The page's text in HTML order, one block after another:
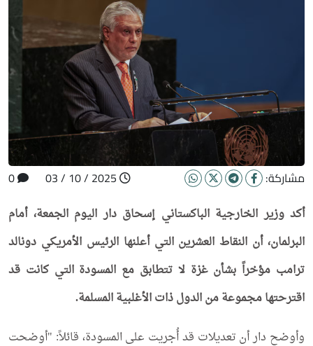
مشاركة:
أكد وزير الخارجية الباكستاني إسحاق دار اليوم الجمعة، أمام
البرلمان، أن النقاط العشرين التي أعلنها الرئيس الأمريكي دونالد
ترامب مؤخراً بشأن غزة لا تتطابق مع المسودة التي كانت قد
اقترحتها مجموعة من الدول ذات الأغلبية المسلمة.
وأوضح دار أن تعديلات قد أُجريت على المسودة، قائلاً: "أوضحت